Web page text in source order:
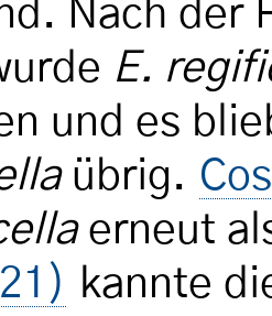
Nach der
E.
und es
übrig.
erneut
kannte